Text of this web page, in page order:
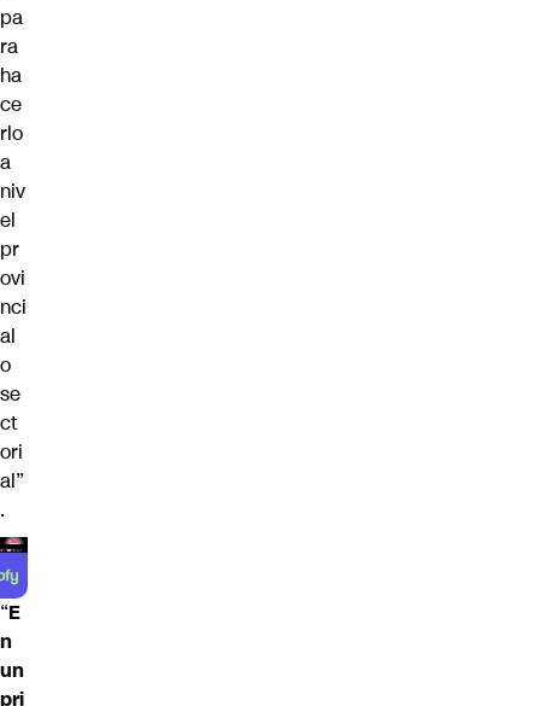
pa
ra
ha
ce
rlo
a
niv
el
pr
ovi
nci
al
o
se
ct
ori
al”
.
“E
n
un
pri